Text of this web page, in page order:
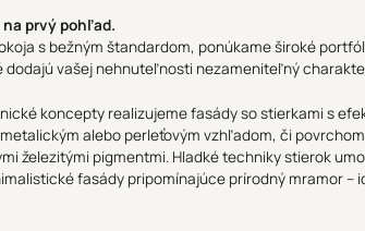
na prvý pohľad.
s bežným štandardom, ponúkame široké
dodajú vašej nehnuteľnosti nezameniteľný
koncepty realizujeme fasády so stierkami s
alebo perleťovým vzhľadom, či povrchom
železitými pigmentmi. Hladké techniky stierok
fasády pripomínajúce prírodný mramor –